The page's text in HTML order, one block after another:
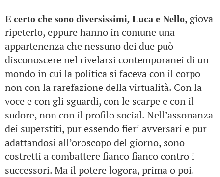
E certo che sono diversissimi, Luca e Nello, giova
ripeterlo, eppure hanno in comune una
appartenenza che nessuno dei due può
disconoscere nel rivelarsi contemporanei di un
mondo in cui la politica si faceva con il corpo
non con la rarefazione della virtualità. Con la
voce e con gli sguardi, con le scarpe e con il
sudore, non con il profilo social. Nell’assonanza
dei superstiti, pur essendo fieri avversari e pur
adattandosi all’oroscopo del giorno, sono
costretti a combattere fianco fianco contro i
successori. Ma il potere logora, prima o poi.